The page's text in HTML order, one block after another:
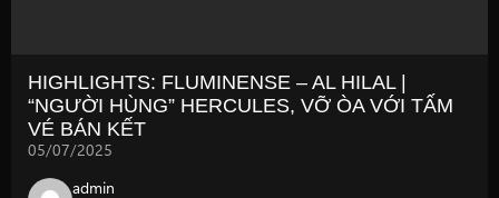
HIGHLIGHTS: FLUMINENSE – AL HILAL |
“NGƯỜI HÙNG” HERCULES, VỠ ÒA VỚI TẤM
VÉ BÁN KẾT
05/07/2025
admin